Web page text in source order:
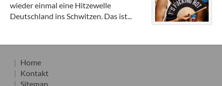
wieder einmal eine Hitzewelle
Deutschland ins Schwitzen. Das ist...
Home
Kontakt
Sitemap